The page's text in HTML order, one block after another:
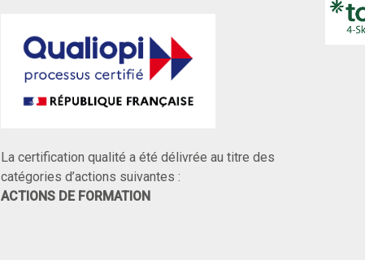
La certification qualité a été délivrée au titre des
catégories d’actions suivantes :
ACTIONS DE FORMATION